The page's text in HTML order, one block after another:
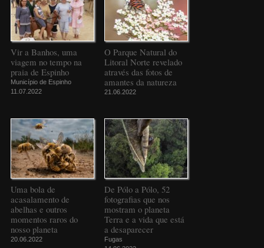
Vir a Banhos, uma
viagem no tempo na
praia de Espinho
Município de Espinho
11.07.2022
O Parque Natural do
Litoral Norte revelado
através das fotos de
amantes da natureza
21.06.2022
Uma bola de
acasalamento de
abelhas e outros
momentos raros do
nosso planeta
20.06.2022
De Pólo a Pólo, 52
fotografias que nos
mostram o planeta
Terra e a vida que está
a desaparecer
Fugas